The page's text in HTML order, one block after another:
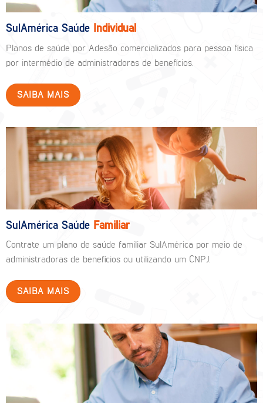
SulAmérica Saúde Individual
Planos de saúde por Adesão comercializados para pessoa física
por intermédio de administradoras de benefícios.
SAIBA MAIS
SulAmérica Saúde Familiar
Contrate um plano de saúde familiar SulAmérica por meio de
administradoras de benefícios ou utilizando um CNPJ.
SAIBA MAIS